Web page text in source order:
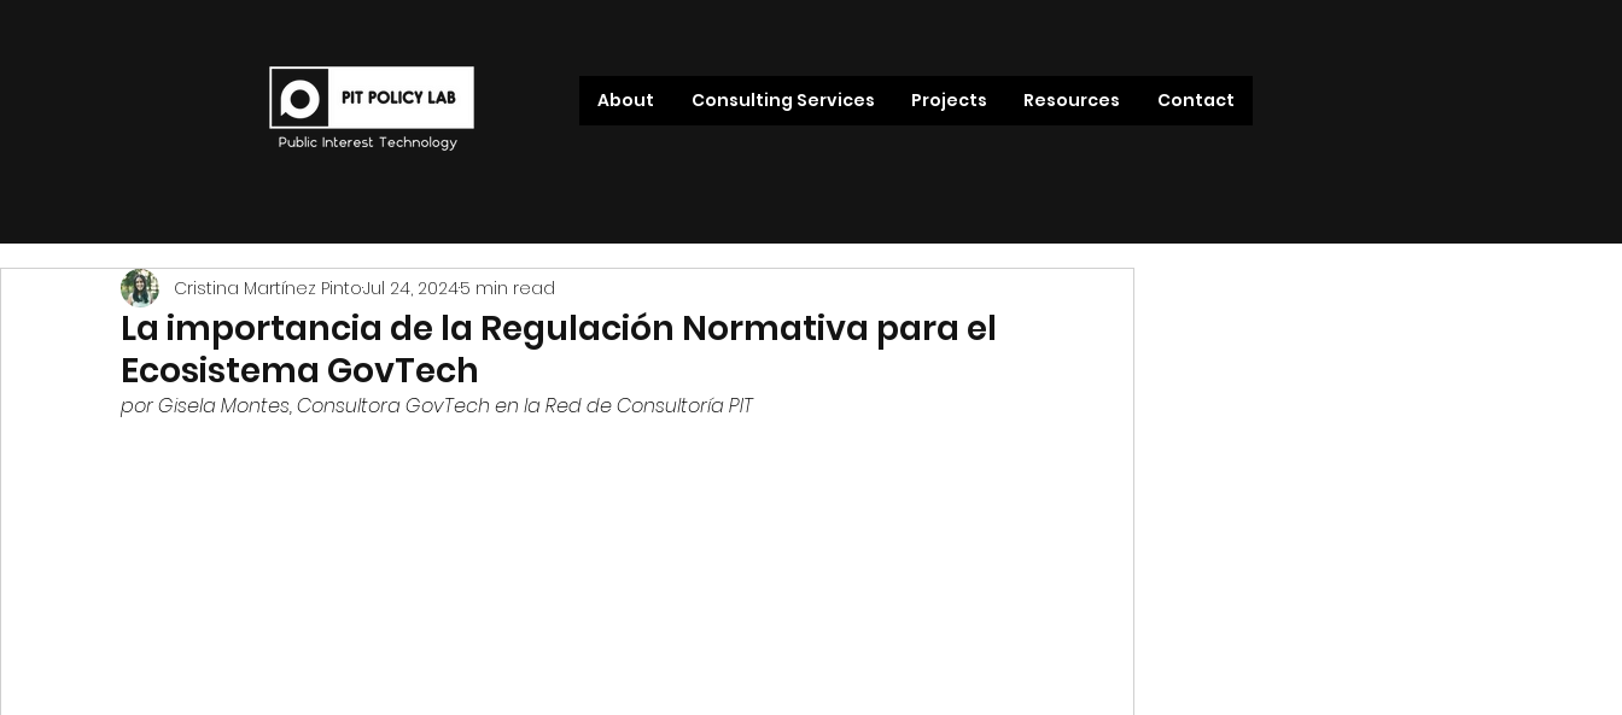
About Consulting Services Projects Resources Contact
La importancia de la Regulación Normativa para el
Ecosistema GovTech
Cristina Martínez PintoJul 24, 20245 min read
por Gisela Montes, Consultora GovTech en la Red de Consultoría PIT